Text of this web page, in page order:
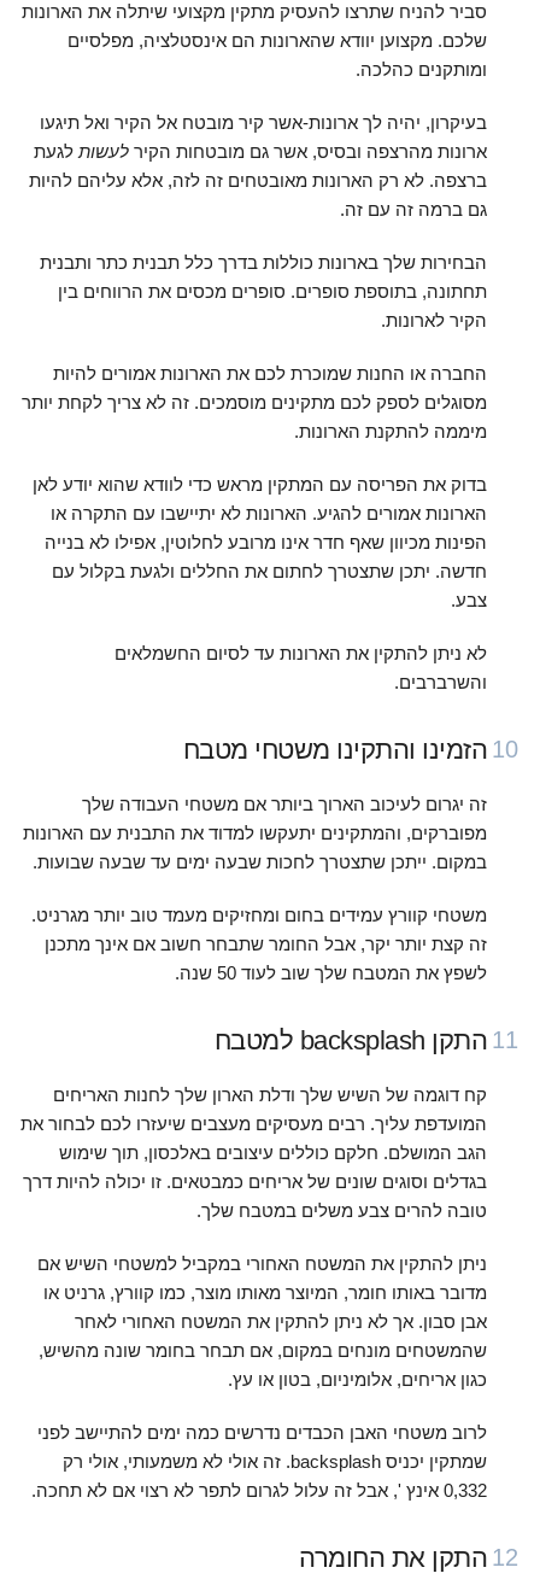
סביר להניח שתרצו להעסיק מתקין מקצועי שיתלה את הארונות
שלכם. מקצוען יוודא שהארונות הם אינסטלציה, מפלסיים
ומותקנים כהלכה.
בעיקרון, יהיה לך ארונות-אשר קיר מובטח אל הקיר ואל תיגעו
ארונות מהרצפה ובסיס, אשר גם מובטחות הקיר לעשות לגעת
ברצפה. לא רק הארונות מאובטחים זה לזה, אלא עליהם להיות
גם ברמה זה עם זה.
הבחירות שלך בארונות כוללות בדרך כלל תבנית כתר ותבנית
תחתונה, בתוספת סופרים. סופרים מכסים את הרווחים בין
הקיר לארונות.
החברה או החנות שמוכרת לכם את הארונות אמורים להיות
מסוגלים לספק לכם מתקינים מוסמכים. זה לא צריך לקחת יותר
מיממה להתקנת הארונות.
בדוק את הפריסה עם המתקין מראש כדי לוודא שהוא יודע לאן
הארונות אמורים להגיע. הארונות לא יתיישבו עם התקרה או
הפינות מכיוון שאף חדר אינו מרובע לחלוטין, אפילו לא בנייה
חדשה. יתכן שתצטרך לחתום את החללים ולגעת בקלול עם
צבע.
לא ניתן להתקין את הארונות עד לסיום החשמלאים
והשרברבים.
10 הזמינו והתקינו משטחי מטבח
זה יגרום לעיכוב הארוך ביותר אם משטחי העבודה שלך
מפוברקים, והמתקינים יתעקשו למדוד את התבנית עם הארונות
במקום. ייתכן שתצטרך לחכות שבעה ימים עד שבעה שבועות.
משטחי קוורץ עמידים בחום ומחזיקים מעמד טוב יותר מגרניט.
זה קצת יותר יקר, אבל החומר שתבחר חשוב אם אינך מתכנן
לשפץ את המטבח שלך שוב לעוד 50 שנה.
11 התקן backsplash למטבח
קח דוגמה של השיש שלך ודלת הארון שלך לחנות האריחים
המועדפת עליך. רבים מעסיקים מעצבים שיעזרו לכם לבחור את
הגב המושלם. חלקם כוללים עיצובים באלכסון, תוך שימוש
בגדלים וסוגים שונים של אריחים כמבטאים. זו יכולה להיות דרך
טובה להרים צבע משלים במטבח שלך.
ניתן להתקין את המשטח האחורי במקביל למשטחי השיש אם
מדובר באותו חומר, המיוצר מאותו מוצר, כמו קוורץ, גרניט או
אבן סבון. אך לא ניתן להתקין את המשטח האחורי לאחר
שהמשטחים מונחים במקום, אם תבחר בחומר שונה מהשיש,
כגון אריחים, אלומיניום, בטון או עץ.
לרוב משטחי האבן הכבדים נדרשים כמה ימים להתיישב לפני
שמתקין יכניס backsplash. זה אולי לא משמעותי, אולי רק
0,332 אינץ ', אבל זה עלול לגרום לתפר לא רצוי אם לא תחכה.
12 התקן את החומרה